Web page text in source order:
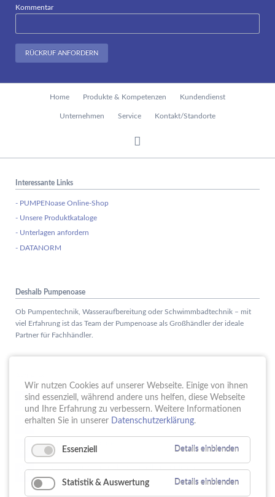
Kommentar
RÜCKRUF ANFORDERN
Home Produkte & Kompetenzen Kundendienst
Unternehmen Service Kontakt/Standorte
Interessante Links
- PUMPENoase Online-Shop
- Unsere Produktkataloge
- Unterlagen anfordern
- DATANORM
Deshalb Pumpenoase
Ob Pumpentechnik, Wasseraufbereitung oder Schwimmbadtechnik – mit
viel Erfahrung ist das Team der Pumpenoase als Großhändler der ideale
Partner für Fachhändler.
15. Schule trifft Wirtschaft bei der PUMPENoase!
18. Vortrag IT-Sicherheit
16 Jahre PUMPENoase
23.
Wir nutzen Cookies auf unserer Webseite. Einige von ihnen
sind essenziell, während andere uns helfen, diese Webseite
und Ihre Erfahrung zu verbessern. Weitere Informationen
erhalten Sie in unserer Datenschutzerklärung.
Essenziell Details einblenden
Statistik & Auswertung Details einblenden